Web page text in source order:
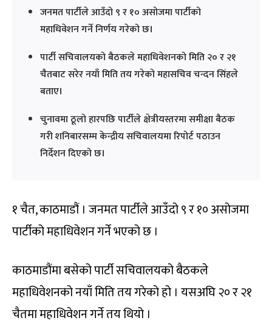
जनमत पार्टीले आउँदो ९ र १० असोजमा पार्टीको
महाधिवेशन गर्ने निर्णय गरेको छ।
पार्टी सचिवालयको बैठकले महाधिवेशनको मिति २० र २१
चैतबाट सरेर नयाँ मिति तय गरेको महासचिव चन्दन सिंहले
बताए।
चुनावमा ठूलो हारपछि पार्टीले क्षेत्रीयस्तरमा समीक्षा बैठक
गरी शनिबारसम्म केन्द्रीय सचिवालयमा रिपोर्ट पठाउन
निर्देशन दिएको छ।
१ चैत, काठमाडौं । जनमत पार्टीले आउँदो ९ र १० असोजमा
पार्टीको महाधिवेशन गर्ने भएको छ ।
काठमाडौंमा बसेको पार्टी सचिवालयको बैठकले
महाधिवेशनको नयाँ मिति तय गरेको हो । यसअघि २० र २१
चैतमा महाधिवेशन गर्ने तय थियो ।